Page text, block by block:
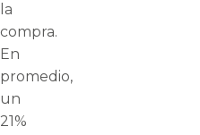
la
compra.
En
promedio,
un
21%